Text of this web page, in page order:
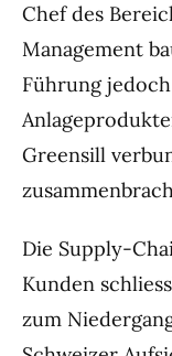
Chef des
Management
Führung
Greensill
Die Supply-
Kunden
zum